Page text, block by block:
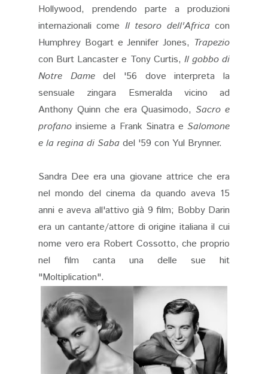
Hollywood, prendendo parte a produzioni
internazionali come Il tesoro dell'Africacon
Humphrey Bogart e Jennifer Jones, Trapezio
con Burt Lancaster e Tony Curtis, Il gobbo di
Notre Damedel '56 dove interpreta la
sensuale zingara Esmeralda vicino ad
Anthony Quinn che era Quasimodo, Sacro e
profano insieme a Frank Sinatra e Salomone
e la regina di Saba del '59 con Yul Brynner.
Sandra Dee era una giovane attrice che era
nel mondo del cinema da quando aveva 15
anni e aveva all'attivo già 9 film; Bobby Darin
era un cantante/attore di origine italiana il cui
nome vero era Robert Cossotto, che proprio
nel film canta una delle sue hit
"Moltiplication".